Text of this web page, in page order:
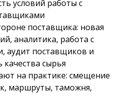
условий работы с
поставщика: новая
аналитика, работа с
аудит поставщиков и
качества сырья
на практике: смещение
маршруты, таможня,